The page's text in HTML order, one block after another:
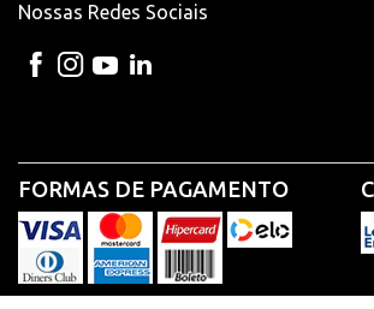
Nossas Redes Sociais
FORMAS DE PAGAMENTO